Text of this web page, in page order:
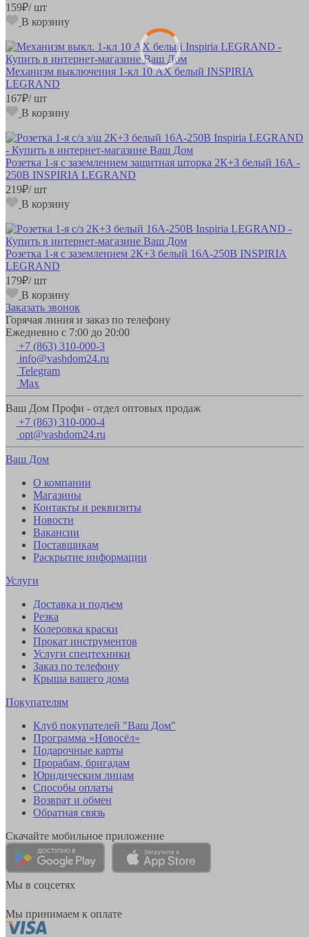
159₽/ шт
В корзину
Механизм выключения 1-кл 10 AX белый INSPIRIA
LEGRAND
167₽/ шт
В корзину
Розетка 1-я с заземлением защитная шторка 2К+З белый 16А -
250В INSPIRIA LEGRAND
219₽/ шт
В корзину
Розетка 1-я с заземлением 2К+З белый 16А-250В INSPIRIA
LEGRAND
179₽/ шт
В корзину
Заказать звонок
Горячая линия и заказ по телефону
Ежедневно с 7:00 до 20:00
+7 (863) 310-000-3
info@vashdom24.ru
Telegram
Max
Ваш Дом Профи - отдел оптовых продаж
+7 (863) 310-000-4
opt@vashdom24.ru
Ваш Дом
О компании
Магазины
Контакты и реквизиты
Новости
Вакансии
Поставщикам
Раскрытие информации
Услуги
Доставка и подъем
Резка
Колеровка краски
Прокат инструментов
Услуги спецтехники
Заказ по телефону
Крыша вашего дома
Покупателям
Клуб покупателей "Ваш Дом"
Программа «Новосёл»
Подарочные карты
Прорабам, бригадам
Юридическим лицам
Способы оплаты
Возврат и обмен
Обратная связь
Скачайте мобильное приложение
Мы в соцсетях
Мы принимаем к оплате